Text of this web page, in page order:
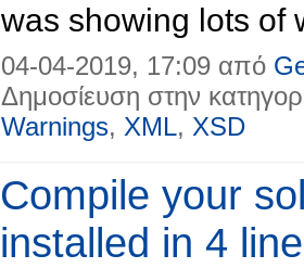
was showing lots
04-04-2019, 17:09 από
Δημοσίευση στην
Warnings, XML, XSD
Compile your
installed in 4